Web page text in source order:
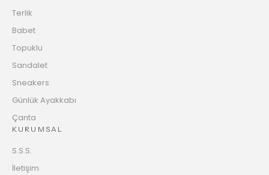
Terlik
Babet
Topuklu
Sandalet
Sneakers
Günlük Ayakkabı
Çanta
KURUMSAL
S.S.S.
İletişim